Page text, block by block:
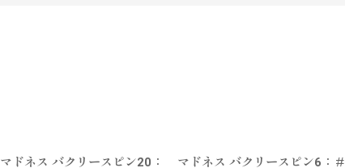
マドネス バクリースピン20：
マドネス バクリースピン6：＃